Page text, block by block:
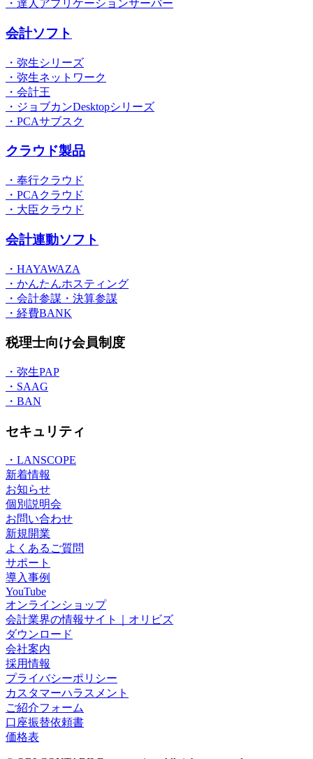
・達人アプリケーションサーバー
会計ソフト
・弥生シリーズ
・弥生ネットワーク
・会計王
・ジョブカンDesktopシリーズ
・PCAサブスク
クラウド製品
・奉行クラウド
・PCAクラウド
・大臣クラウド
会計連動ソフト
・HAYAWAZA
・かんたんホスティング
・会計参謀・決算参謀
・経費BANK
税理士向け会員制度
・弥生PAP
・SAAG
・BAN
セキュリティ
・LANSCOPE
新着情報
お知らせ
個別説明会
お問い合わせ
新規開業
よくあるご質問
サポート
導入事例
YouTube
オンラインショップ
会計業界の情報サイト｜オリビズ
ダウンロード
会社案内
採用情報
プライバシーポリシー
カスタマーハラスメント
ご紹介フォーム
口座振替依頼書
価格表